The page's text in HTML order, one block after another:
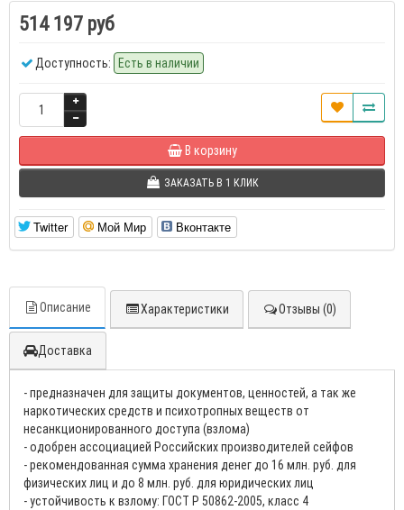
514 197 руб
Доступность: Есть в наличии
В корзину
ЗАКАЗАТЬ В 1 КЛИК
Twitter Мой Мир Вконтакте
Описание Характеристики Отзывы (0)
Доставка
- предназначен для защиты документов, ценностей, а так же
наркотических средств и психотропных веществ от
несанкционированного доступа (взлома)
- одобрен ассоциацией Российских производителей сейфов
- рекомендованная сумма хранения денег до 16 млн. руб. для
физических лиц и до 8 млн. руб. для юридических лиц
- устойчивость к взлому: ГОСТ Р 50862-2005, класс 4